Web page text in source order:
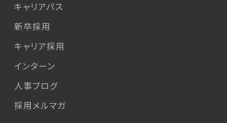
キャリアパス
新卒採用
キャリア採用
インターン
人事ブログ
採用メルマガ